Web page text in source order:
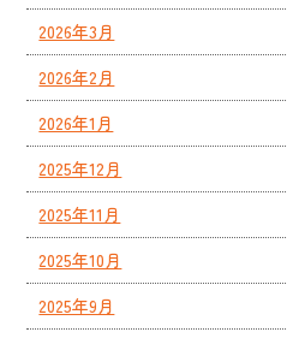
2026年3月
2026年2月
2026年1月
2025年12月
2025年11月
2025年10月
2025年9月